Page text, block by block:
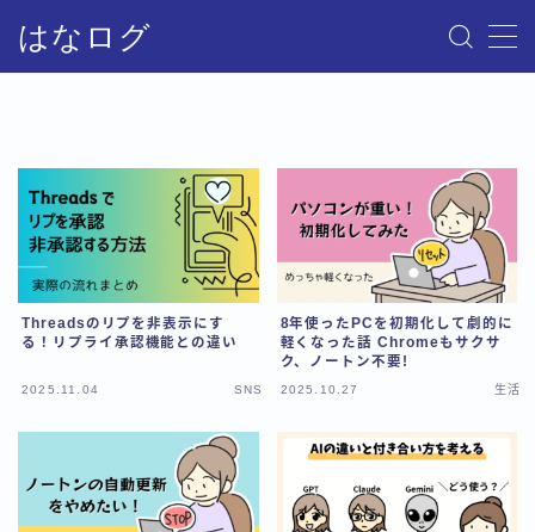
はなログ
お問い合わせ
プライバシーポリシー・免責事項
Threadsのリプを非表示にす
る！リプライ承認機能との違い
2025.11.04 SNS
8年使ったPCを初期化して劇的に
軽くなった話 Chromeもサクサ
ク、ノートン不要!
2025.10.27 生活